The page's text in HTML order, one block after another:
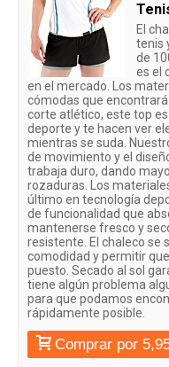
El
tenis
de
es el
en el mercado. Los
cómodas que
corte atlético, este top
deporte y te hacen ver
mientras se suda.
de movimiento y el
trabaja duro, dando
rozaduras. Los
último en tecnología
de funcionalidad que
mantenerse fresco y
resistente. El chaleco se
comodidad y permitir
puesto. Secado al sol
tiene algún problema
para que podamos
rápidamente posible.
Comprar por